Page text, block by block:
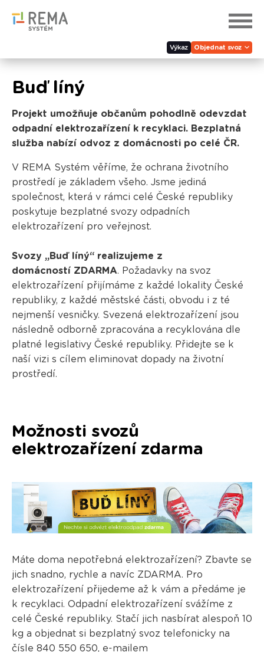
Výkaz Objednat svoz
Buď líný
Projekt umožňuje občanům pohodlně odevzdat
odpadní elektrozařízení k recyklaci. Bezplatná
služba nabízí odvoz z domácnosti po celé ČR.
V REMA Systém věříme, že ochrana životního
prostředí je základem všeho. Jsme jediná
společnost, která v rámci celé České republiky
poskytuje bezplatné svozy odpadních
elektrozařízení pro veřejnost.
Svozy „Buď líný“ realizujeme z
domácností ZDARMA. Požadavky na svoz
elektrozařízení přijímáme z každé lokality České
republiky, z každé městské části, obvodu i z té
nejmenší vesničky. Svezená elektrozařízení jsou
následně odborně zpracována a recyklována dle
platné legislativy České republiky. Přidejte se k
naší vizi s cílem eliminovat dopady na životní
prostředí.
Možnosti svozů
elektrozařízení zdarma
Máte doma nepotřebná elektrozařízení? Zbavte se
jich snadno, rychle a navíc ZDARMA. Pro
elektrozařízení přijedeme až k vám a předáme je
k recyklaci. Odpadní elektrozařízení svážíme z
celé České republiky. Stačí jich nasbírat alespoň 10
kg a objednat si bezplatný svoz telefonicky na
čísle 840 550 650, e-mailem